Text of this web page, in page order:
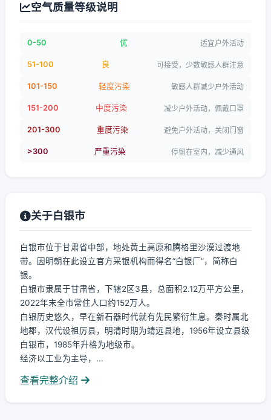
空气质量等级说明
0-50 优 适宜户外活动
51-100 良 可接受，少数敏感人群注意
101-150 轻度污染 敏感人群减少户外活动
151-200 中度污染 减少户外活动，佩戴口罩
201-300 重度污染 避免户外活动，关闭门窗
>300 严重污染 停留在室内，减少通风
关于白银市
白银市位于甘肃省中部，地处黄土高原和腾格里沙漠过渡地
带。因明朝在此设立官方采银机构而得名“白银厂”，简称白
银。
白银市隶属于甘肃省，下辖2区3县，总面积2.12万平方公里，
2022年末全市常住人口约152万人。
白银历史悠久，早在新石器时代就有先民繁衍生息。秦时属北
地郡，汉代设祖厉县，明清时期为靖远县地，1956年设立县级
白银市，1985年升格为地级市。
经济以工业为主导，...
查看完整介绍